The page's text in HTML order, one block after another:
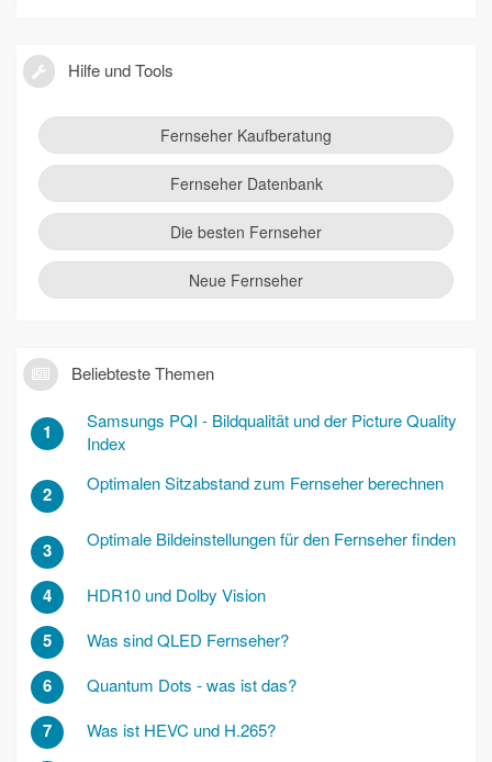
Hilfe und Tools
Fernseher Kaufberatung
Fernseher Datenbank
Die besten Fernseher
Neue Fernseher
Beliebteste Themen
1
Samsungs PQI - Bildqualität und der Picture Quality
Index
2 Optimalen Sitzabstand zum Fernseher berechnen
3 Optimale Bildeinstellungen für den Fernseher finden
4 HDR10 und Dolby Vision
5 Was sind QLED Fernseher?
6 Quantum Dots - was ist das?
7 Was ist HEVC und H.265?